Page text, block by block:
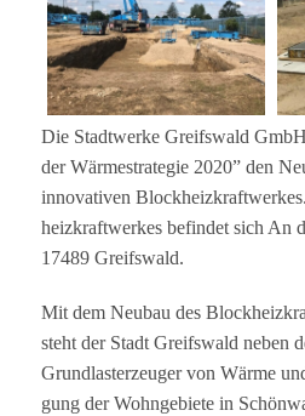
Die Stadt­werke Greifs­wald
der Wär­me­stra­te­gie 2020” den
inno­va­ti­ven
heiz­kraft­wer­kes befin­det sich An
17489 Greifswald.
Mit dem Neu­bau des
steht der Stadt Greifs­wald neben
Grund­las­ter­zeu­ger von Wärme
gung der Wohn­ge­biete in